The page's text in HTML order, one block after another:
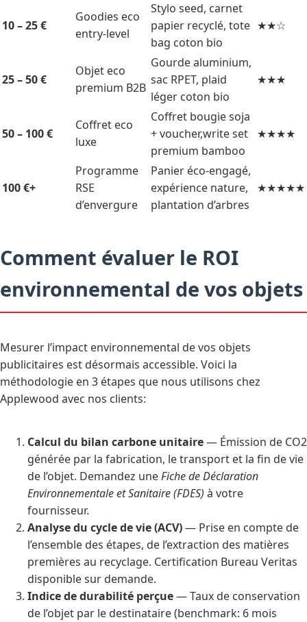
10 – 25 €
Goodies eco
entry-level
Stylo seed, carnet
papier recyclé, tote
bag coton bio
★★☆
25 – 50 €
Objet eco
premium B2B
Gourde aluminium,
sac RPET, plaid
léger coton bio
★★★
50 – 100 €
Coffret eco
luxe
Coffret bougie soja
+ voucher,write set
premium bamboo
★★★★
100 €+
Programme
RSE
d’envergure
Panier éco-engagé,
expérience nature,
plantation d’arbres
★★★★★
Comment évaluer le ROI
environnemental de vos objets
Mesurer l’impact environnemental de vos objets
publicitaires est désormais accessible. Voici la
méthodologie en 3 étapes que nous utilisons chez
Applewood avec nos clients:
Calcul du bilan carbone unitaire— Émission de CO2
générée par la fabrication, le transport et la fin de vie
de l’objet. Demandez uneFiche de Déclaration
Environnementale et Sanitaire (FDES) à votre
fournisseur.
Analyse du cycle de vie (ACV)— Prise en compte de
l’ensemble des étapes, de l’extraction des matières
premières au recyclage. Certification Bureau Veritas
disponible sur demande.
Indice de durabilité perçue— Taux de conservation
de l’objet par le destinataire (benchmark: 6 mois